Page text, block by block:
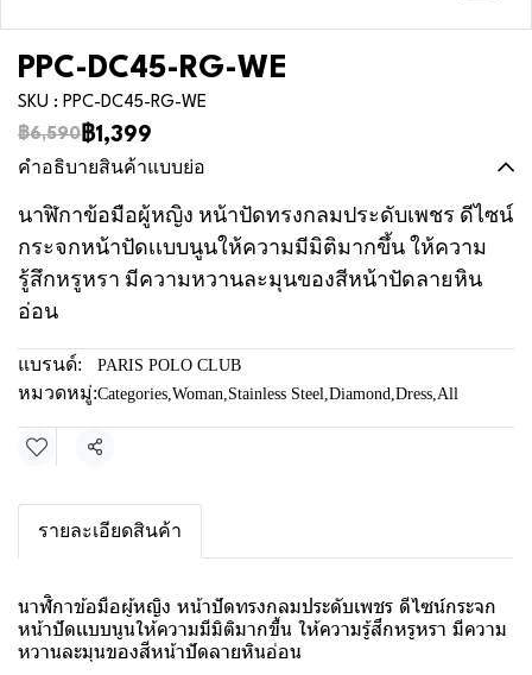
PPC-DC45-RG-WE
SKU : PPC-DC45-RG-WE
฿6,590 ฿1,399
คำอธิบายสินค้าแบบย่อ
นาฬิกาข้อมือผู้หญิง หน้าปัดทรงกลมประดับเพชร ดีไซน์
กระจกหน้าปัดเเบบนูนให้ความมีมิติมากขึ้น ให้ความ
รู้สึกหรูหรา มีความหวานละมุนของสีหน้าปัดลายหิน
อ่อน
แบรนด์: PARIS POLO CLUB
หมวดหมู่:Categories,Woman,Stainless Steel,Diamond,Dress,All
แชร์
รายละเอียดสินค้า
นาฬิกาข้อมือผู้หญิง หน้าปัดทรงกลมประดับเพชร ดีไซน์กระจก
หน้าปัดเเบบนูนให้ความมีมิติมากขึ้น ให้ความรู้สึกหรูหรา มีความ
หวานละมุนของสีหน้าปัดลายหินอ่อน